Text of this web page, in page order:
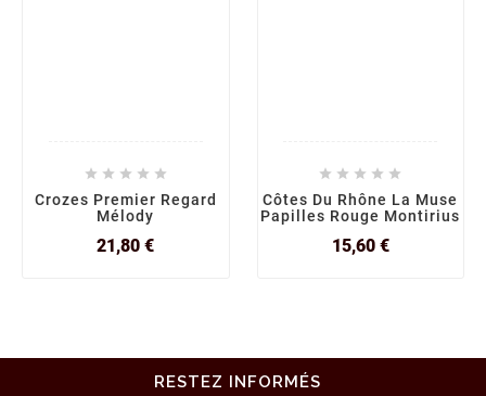
    
Crozes Premier Regard
Mélody
21,80 €Prix
    
Côtes Du Rhône La Muse
Papilles Rouge Montirius
15,60 €Prix
RESTEZ INFORMÉS